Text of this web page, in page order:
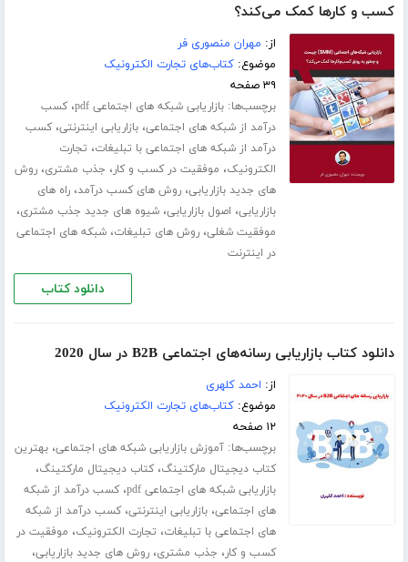
کسب و‌ کارها کمک می‌کند؟
از: مهران منصوری فر
موضوع:کتاب‌های تجارت الکترونیک
۳۹ صفحه
برچسب‌ها:بازاریابی شبکه های اجتماعی pdf ،کسب
درآمد از شبکه های اجتماعی،بازاریابی اینترنتی،کسب
درآمد از شبکه های اجتماعی با تبلیغات، تجارت
الکترونیک، موفقیت در کسب و کار، جذب مشتری،روش
های جدید بازاریابی،روش های کسب درآمد،راه های
بازاریابی، اصول بازاریابی،شیوه های جدید جذب مشتری،
موفقیت شغلی،روش های تبلیغات،شبکه های اجتماعی
در اینترنت
دانلود کتاب
دانلود کتاب بازاریابی رسانه‌های اجتماعی B2B در سال 2020
از: احمد کلهری
موضوع:کتاب‌های تجارت الکترونیک
۱۲ صفحه
برچسب‌ها:آموزش بازاریابی شبکه های اجتماعی،بهترین
کتاب دیجیتال مارکتینگ،کتاب دیجیتال مارکتینگ،
بازاریابی شبکه های اجتماعی pdf ،کسب درآمد از شبکه
های اجتماعی،بازاریابی اینترنتی،کسب درآمد از شبکه
های اجتماعی با تبلیغات، تجارت الکترونیک، موفقیت در
کسب و کار، جذب مشتری،روش های جدید بازاریابی،